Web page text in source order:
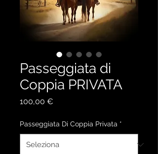
Passeggiata di
Coppia PRIVATA
100,00 €
Passeggiata Di Coppia Privata *